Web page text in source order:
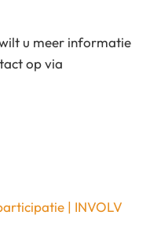
u meer informatie
op via
| INVOLV